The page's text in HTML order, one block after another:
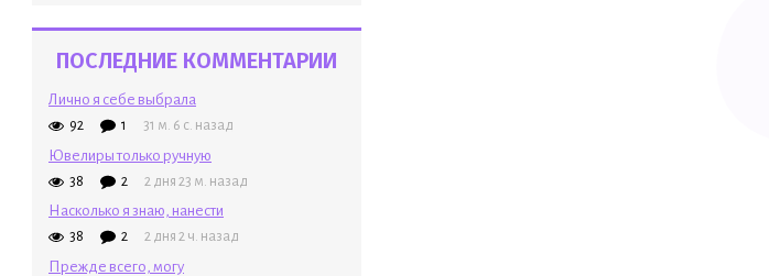
ПОСЛЕДНИЕ КОММЕНТАРИИ
Лично я себе выбрала
92 1 31 м. 6 с. назад
Ювелиры только ручную
38 2 2 дня 23 м. назад
Насколько я знаю, нанести
38 2 2 дня 2 ч. назад
Прежде всего, могу